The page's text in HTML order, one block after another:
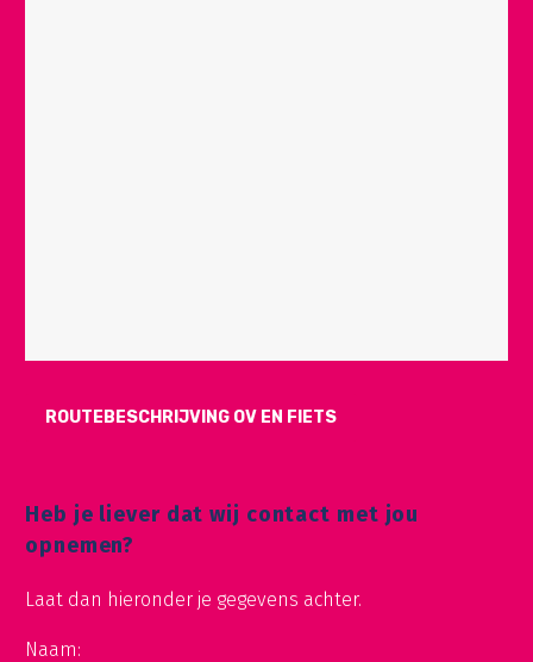
ROUTEBESCHRIJVING OV EN FIETS
Heb je liever dat wij contact met jou
opnemen?
Laat dan hieronder je gegevens achter.
Naam: